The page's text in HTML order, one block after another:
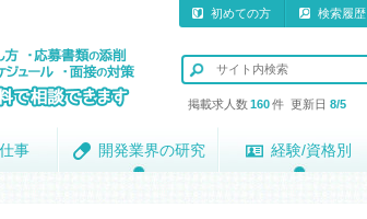
初めての方 検索履歴
掲載求人数160 件 更新日 8/5
事
事 開発業界の研究
開発業界の研究 経験/資格別
経験/資格別